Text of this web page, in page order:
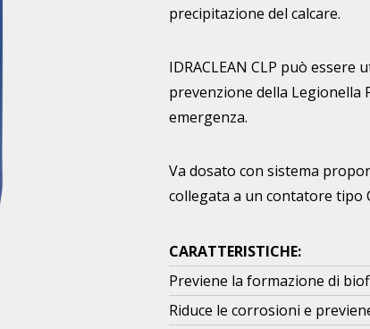
precipitazione del calcare.
IDRACLEAN CLP può
prevenzione della Legionella
emergenza.
Va dosato con sistema
collegata a un contatore tipo
CARATTERISTICHE:
Previene la formazione di
Riduce le corrosioni e